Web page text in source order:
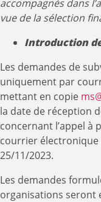
accompagnés dans
vue de la sélection
Introduction
Les demandes de
uniquement par
mettant en copie
la date de réception
concernant l’appel
courrier électronique
25/11/2023.
Les demandes
organisations seront